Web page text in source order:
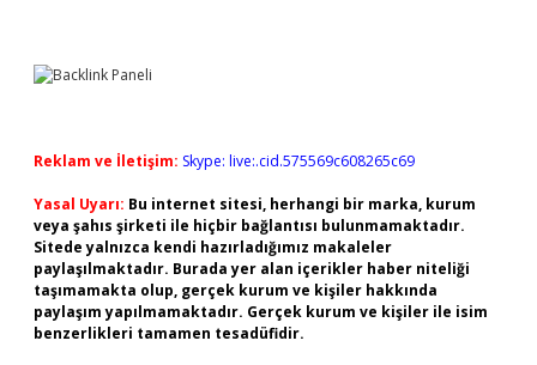
Reklam ve İletişim: Skype: live:.cid.575569c608265c69
Yasal Uyarı: Bu internet sitesi, herhangi bir marka, kurum
veya şahıs şirketi ile hiçbir bağlantısı bulunmamaktadır.
Sitede yalnızca kendi hazırladığımız makaleler
paylaşılmaktadır. Burada yer alan içerikler haber niteliği
taşımamakta olup, gerçek kurum ve kişiler hakkında
paylaşım yapılmamaktadır. Gerçek kurum ve kişiler ile isim
benzerlikleri tamamen tesadüfidir.